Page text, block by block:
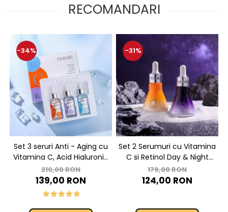
RECOMANDARI
-34%
Set 3 seruri Anti - Aging cu
Vitamina C, Acid Hialuronic
si Retinol - Dr. Rashel Facial
Serum pack
210,00 RON
139,00 RON
-31%
Set 2 Serumuri cu Vitamina
C si Retinol Day & Night
Face Serum
179,00 RON
124,00 RON